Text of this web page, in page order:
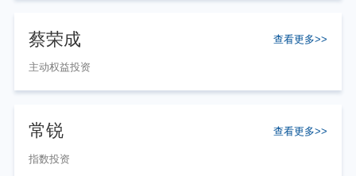
蔡荣成 查看更多>>
主动权益投资
常锐 查看更多>>
指数投资